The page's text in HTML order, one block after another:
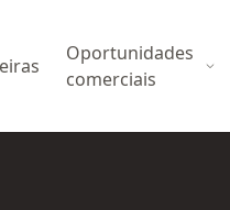
Oportunidades
comerciais